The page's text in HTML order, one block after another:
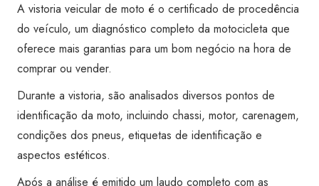
Super
Visão
Fortaleza
-
Shopping
José
Bastos
quantidade
A vistoria veicular de moto é o certificado de procedência
do veículo, um diagnóstico completo da motocicleta que
oferece mais garantias para um bom negócio na hora de
comprar ou vender.
Durante a vistoria, são analisados diversos pontos de
identificação da moto, incluindo chassi, motor, carenagem,
condições dos pneus, etiquetas de identificação e
aspectos estéticos.
Após a análise é emitido um laudo completo com as